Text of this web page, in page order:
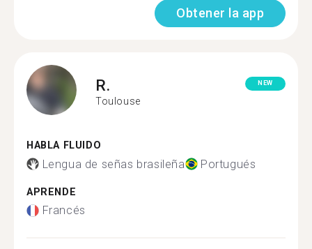
Obtener la app
R.
Toulouse
NEW
HABLA FLUIDO
Lengua de señas brasileña Portugués
APRENDE
Francés